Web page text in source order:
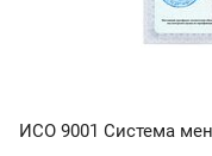
ИСО 9001 Система